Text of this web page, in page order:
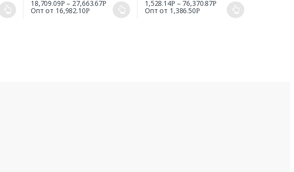
18,709.09Р– 27,663.67Р
Опт от 16,982.10Р
1,528.14Р– 76,370.87Р
Опт от 1,386.50Р